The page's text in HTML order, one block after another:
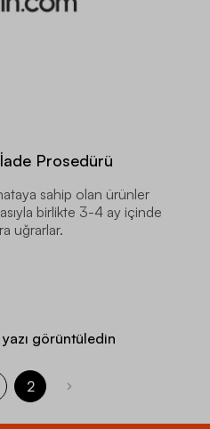
Prosedürü
sahip olan ürünler
birlikte 3-4 ay içinde
uğrarlar.
yazı görüntüledin
2